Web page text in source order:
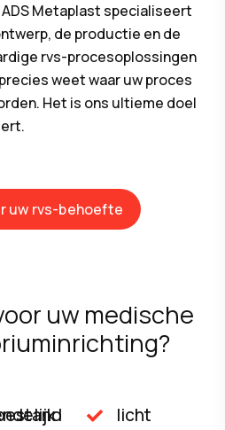
Metaplast specialiseert
de productie en de
rvs-procesoplossingen
weet waar uw proces
Het is ons ultieme doel
uw rvs-behoefte
uw medische
licht